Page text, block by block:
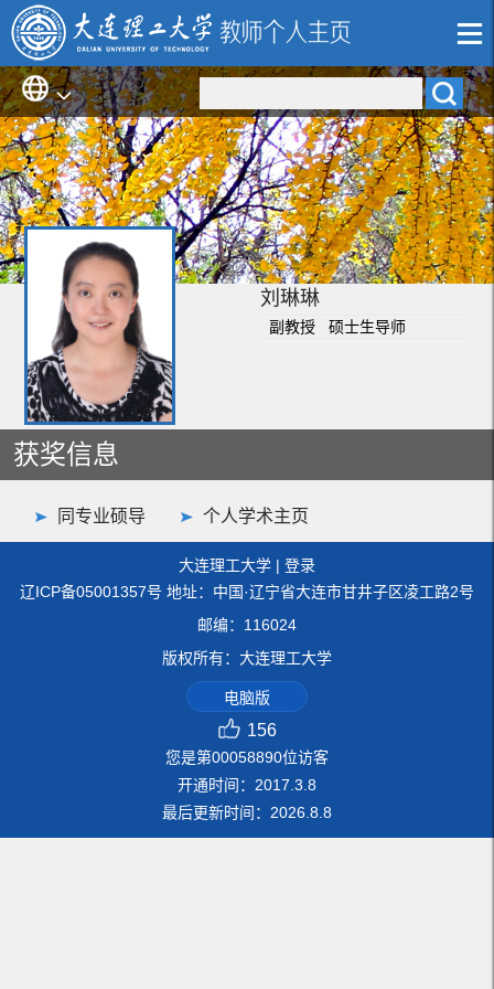
刘琳琳
副教授 硕士生导师
获奖信息
同专业硕导 个人学术主页
大连理工大学 | 登录
辽ICP备05001357号 地址：中国·辽宁省大连市甘井子区凌工路2号
邮编：116024
版权所有：大连理工大学
电脑版
156
您是第00058890位访客
开通时间： 2017.3.8
最后更新时间： 2026.8.8